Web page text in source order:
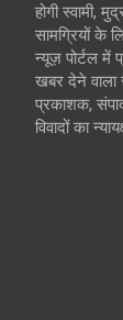
होगी स्वामी,
सामग्रियों के
न्यूज़ पोर्टल में
खबर देने वाला
प्रकाशक,
विवादों का